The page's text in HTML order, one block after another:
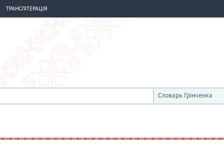
ТРАНСЛІТЕРАЦІЯ
Словарь Грінченка